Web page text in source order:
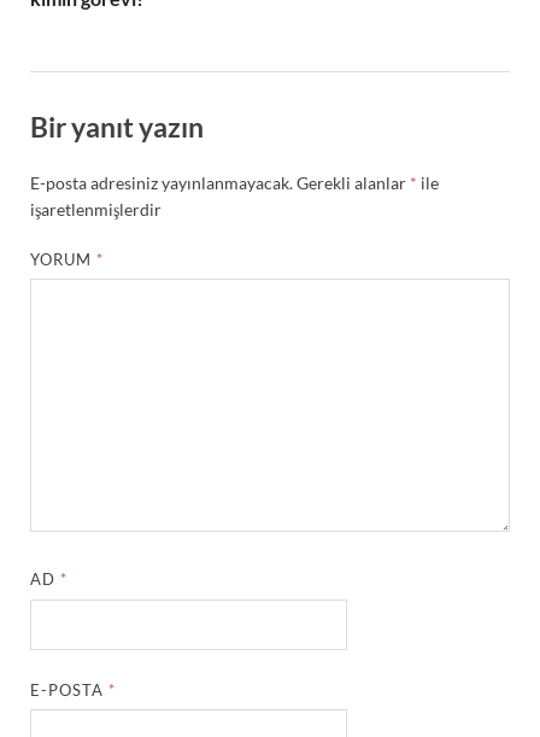
Bir yanıt yazın
E-posta adresiniz yayınlanmayacak.Gerekli alanlar * ile
işaretlenmişlerdir
YORUM *
AD *
E-POSTA *